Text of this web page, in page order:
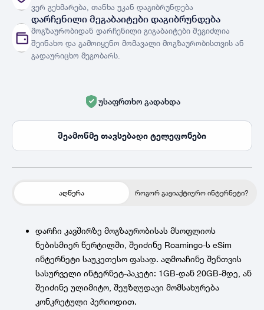
ვერ გეხმარება, თანხა უკან დაგიბრუნდება
დარჩენილი მეგაბაიტები დაგიბრუნდება
მოგზაურობიდან დარჩენილი გიგაბაიტები შეგიძლია
შეინახო და გამოიყენო მომავალი მოგზაურობისთვის ან
გადაურიცხო მეგობარს.
უსაფრთხო გადახდა
შეამოწმე თავსებადი ტელეფონები
აღწერა როგორ გავიაქტიურო ინტერნეტი?
დარჩი კავშირზე მოგზაურობისას მსოფლიოს
ნებისმიერ წერტილში, შეიძინე Roamingo-ს eSim
ინტერნეტი საუკეთესო ფასად. აღმოაჩინე შენთვის
სასურველი ინტერნეტ-პაკეტი: 1GB-დან 20GB-მდე, ან
შეიძინე ულიმიტო, შეუზღუდავი მომსახურება
კონკრეტული პერიოდით.